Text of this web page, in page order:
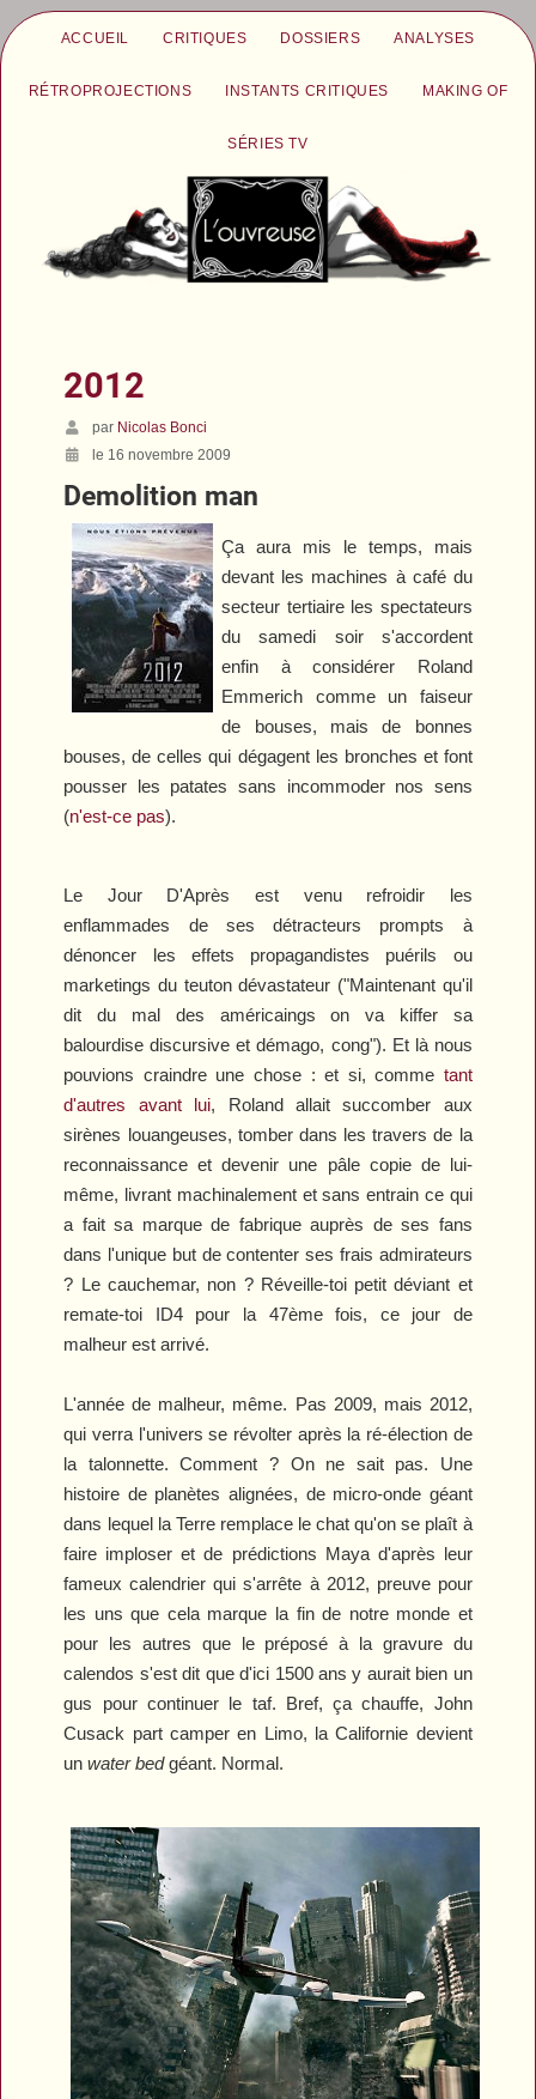
ACCUEIL CRITIQUES DOSSIERS ANALYSES
RÉTROPROJECTIONS INSTANTS CRITIQUES MAKING OF
SÉRIES TV
2012
par Nicolas Bonci
le 16 novembre 2009
Demolition man
Ça aura mis le temps, mais
devant les machines à café du
secteur tertiaire les spectateurs
du samedi soir s'accordent
enfin à considérer Roland
Emmerich comme un faiseur
de bouses, mais de bonnes
bouses, de celles qui dégagent les bronches et font
pousser les patates sans incommoder nos sens
(n'est-ce pas).
Le Jour D'Après est venu refroidir les
enflammades de ses détracteurs prompts à
dénoncer les effets propagandistes puérils ou
marketings du teuton dévastateur ("Maintenant qu'il
dit du mal des américaings on va kiffer sa
balourdise discursive et démago, cong"). Et là nous
pouvions craindre une chose : et si, comme tant
d'autres avant lui, Roland allait succomber aux
sirènes louangeuses, tomber dans les travers de la
reconnaissance et devenir une pâle copie de lui-
même, livrant machinalement et sans entrain ce qui
a fait sa marque de fabrique auprès de ses fans
dans l'unique but de contenter ses frais admirateurs
? Le cauchemar, non ? Réveille-toi petit déviant et
remate-toi ID4pour la 47ème fois, ce jour de
malheur est arrivé.
L'année de malheur, même. Pas 2009, mais 2012,
qui verra l'univers se révolter après la ré-élection de
la talonnette. Comment ? On ne sait pas. Une
histoire de planètes alignées, de micro-onde géant
dans lequel la Terre remplace le chat qu'on se plaît à
faire imploser et de prédictions Maya d'après leur
fameux calendrier qui s'arrête à 2012, preuve pour
les uns que cela marque la fin de notre monde et
pour les autres que le préposé à la gravure du
calendos s'est dit que d'ici 1500 ans y aurait bien un
gus pour continuer le taf. Bref, ça chauffe, John
Cusack part camper en Limo, la Californie devient
unwater bedgéant. Normal.